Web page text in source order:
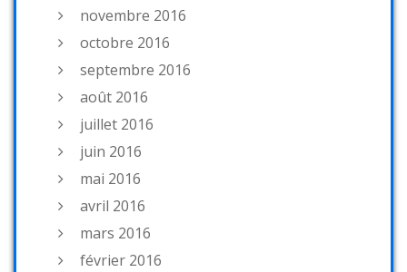
novembre 2016
octobre 2016
septembre 2016
août 2016
juillet 2016
juin 2016
mai 2016
avril 2016
mars 2016
février 2016